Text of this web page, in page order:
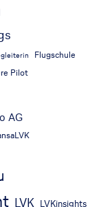
Flugschule
Pilot
AG
LVK LVKinsights